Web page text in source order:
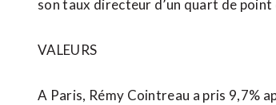
son taux directeur d’un quart de point
VALEURS
A Paris, Rémy Cointreau a pris 9,7%